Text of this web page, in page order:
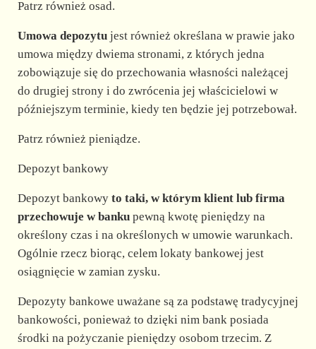
Patrz również osad.
Umowa depozytujest również określana w prawie jako
umowa między dwiema stronami, z których jedna
zobowiązuje się do przechowania własności należącej
do drugiej strony i do zwrócenia jej właścicielowi w
późniejszym terminie, kiedy ten będzie jej potrzebował.
Patrz również pieniądze.
Depozyt bankowy
Depozyt bankowy to taki, w którym klient lub firma
przechowuje w bankupewną kwotę pieniędzy na
określony czas i na określonych w umowie warunkach.
Ogólnie rzecz biorąc, celem lokaty bankowej jest
osiągnięcie w zamian zysku.
Depozyty bankowe uważane są za podstawę tradycyjnej
bankowości, ponieważ to dzięki nim bank posiada
środki na pożyczanie pieniędzy osobom trzecim. Z